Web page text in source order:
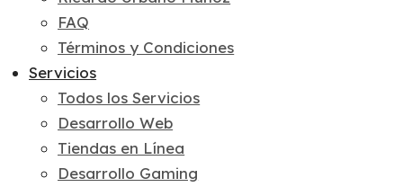
FAQ
Términos y Condiciones
Servicios
Todos los Servicios
Desarrollo Web
Tiendas en Línea
Desarrollo Gaming